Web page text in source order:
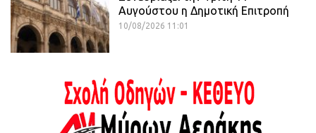
Αυγούστου η Δημοτική Επιτροπή
10/08/2026 11:01